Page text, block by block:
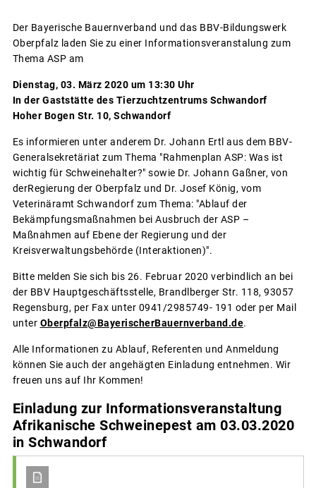
Der Bayerische Bauernverband und das BBV-Bildungswerk
Oberpfalz laden Sie zu einer Informationsveranstalung zum
Thema ASP am
Dienstag, 03. März 2020 um 13:30 Uhr
In der Gaststätte des Tierzuchtzentrums Schwandorf
Hoher Bogen Str. 10, Schwandorf
Es informieren unter anderem Dr. Johann Ertl aus dem BBV-
Generalsekretäriat zum Thema "Rahmenplan ASP: Was ist
wichtig für Schweinehalter?" sowie Dr. Johann Gaßner, von
derRegierung der Oberpfalz und Dr. Josef König, vom
Veterinäramt Schwandorf zum Thema: "Ablauf der
Bekämpfungsmaßnahmen bei Ausbruch der ASP –
Maßnahmen auf Ebene der Regierung und der
Kreisverwaltungsbehörde (Interaktionen)".
Bitte melden Sie sich bis 26. Februar 2020 verbindlich an bei
der BBV Hauptgeschäftsstelle, Brandlberger Str. 118, 93057
Regensburg, per Fax unter 0941/2985749- 191 oder per Mail
unter Oberpfalz@BayerischerBauernverband.de.
Alle Informationen zu Ablauf, Referenten und Anmeldung
können Sie auch der angehägten Einladung entnehmen. Wir
freuen uns auf Ihr Kommen!
Einladung zur Informationsveranstaltung
Afrikanische Schweinepest am 03.03.2020
in Schwandorf